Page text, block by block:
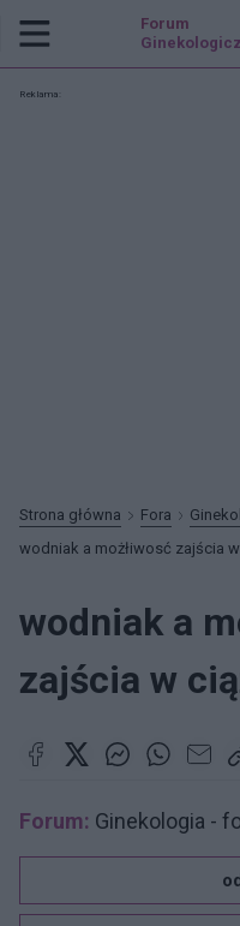
Forum
Reklama:
Strona główna Fora
wodniak a możłiwosć zajścia
wodniak a
zajścia w
Forum: Ginekologia -